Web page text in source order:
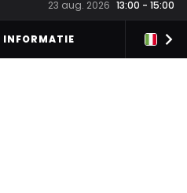
23 aug. 2026 13:00 - 15:00
INFORMATIE